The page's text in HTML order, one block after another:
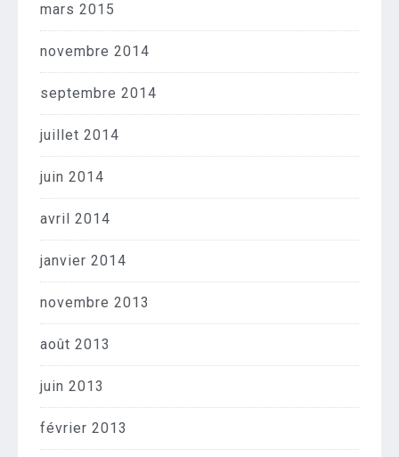
mars 2015
novembre 2014
septembre 2014
juillet 2014
juin 2014
avril 2014
janvier 2014
novembre 2013
août 2013
juin 2013
février 2013